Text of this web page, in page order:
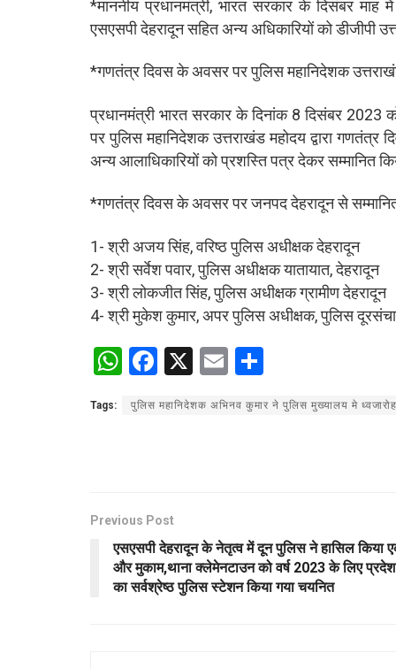
*माननीय प्रधानमंत्री, भारत सरकार के दिसंबर
एसएसपी देहरादून सहित अन्य अधिकारियों को डीजीपी
*गणतंत्र दिवस के अवसर पर पुलिस महानिदेशक उत्तराखंड
प्रधानमंत्री भारत सरकार के दिनांक 8 दिसंबर
पर पुलिस महानिदेशक उत्तराखंड महोदय द्वारा
अन्य आलाधिकारियों को प्रशस्ति पत्र देकर सम्मानित
*गणतंत्र दिवस के अवसर पर जनपद देहरादून से
1- श्री अजय सिंह, वरिष्ठ पुलिस अधीक्षक देहरादून
2- श्री सर्वेश पवार, पुलिस अधीक्षक यातायात, देहरादून
3- श्री लोकजीत सिंह, पुलिस अधीक्षक ग्रामीण देहरादून
4- श्री मुकेश कुमार, अपर पुलिस अधीक्षक, पुलिस
W
at
p
F
ce
k
X
E
ail ar
Tags: पुलिस महानिदेशक अभिनव कुमार ने पुलिस मुख्यालय मे
Previous Post
एसएसपी देहरादून के नेतृत्व में दून पुलिस ने हासिल किया
और मुकाम,थाना क्लेमेनटाउन को वर्ष 2023 के लिए प्रदेश
का सर्वश्रेष्ठ पुलिस स्टेशन किया गया चयनित